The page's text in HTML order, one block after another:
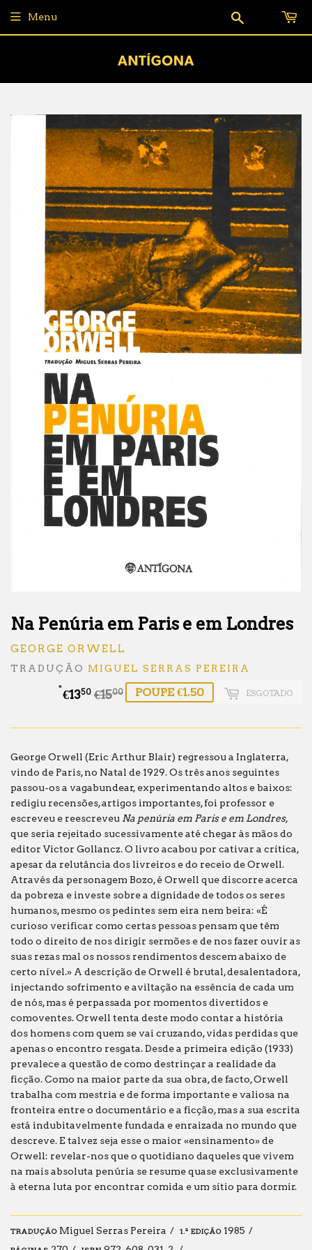
Menu Pesquisar
Na Penúria em Paris e em Londres
GEORGE ORWELL
TRADUÇÃO MIGUEL SERRAS PEREIRA
*
ESGOTADO
€1350 €1500
Preço
€15.00
Preço
saldo
€13.50
POUPE €1.50
George Orwell (Eric Arthur Blair) regressou a Inglaterra,
vindo de Paris, no Natal de 1929. Os três anos seguintes
passou-os a vagabundear, experimentando altos e baixos:
redigiu recensões, artigos importantes, foi professor e
escreveu e reescreveu Na penúria em Paris e em Londres,
que seria rejeitado sucessivamente até chegar às mãos do
editor Victor Gollancz. O livro acabou por cativar a crítica,
apesar da relutância dos livreiros e do receio de Orwell.
Através da personagem Bozo, é Orwell que discorre acerca
da pobreza e investe sobre a dignidade de todos os seres
humanos, mesmo os pedintes sem eira nem beira: «É
curioso verificar como certas pessoas pensam que têm
todo o direito de nos dirigir sermões e de nos fazer ouvir as
suas rezas mal os nossos rendimentos descem abaixo de
certo nível.» A descrição de Orwell é brutal, desalentadora,
injectando sofrimento e aviltação na essência de cada um
de nós, mas é perpassada por momentos divertidos e
comoventes. Orwell tenta deste modo contar a história
dos homens com quem se vai cruzando, vidas perdidas que
apenas o encontro resgata. Desde a primeira edição (1933)
prevalece a questão de como destrinçar a realidade da
ficção. Como na maior parte da sua obra, de facto, Orwell
trabalha com mestria e de forma importante e valiosa na
fronteira entre o documentário e a ficção, mas a sua escrita
está indubitavelmente fundada e enraizada no mundo que
descreve. E talvez seja esse o maior «ensinamento» de
Orwell: revelar-nos que o quotidiano daqueles que vivem
na mais absoluta penúria se resume quase exclusivamente
à eterna luta por encontrar comida e um sítio para dormir.
TRADUÇÃO Miguel Serras Pereira 1.ª EDIÇÃO 1985